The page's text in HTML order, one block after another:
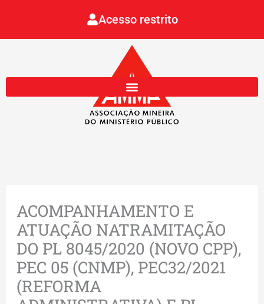
Acesso restrito
ACOMPANHAMENTO E
ATUAÇÃO NATRAMITAÇÃO
DO PL 8045/2020 (NOVO CPP),
PEC 05 (CNMP), PEC32/2021
(REFORMA